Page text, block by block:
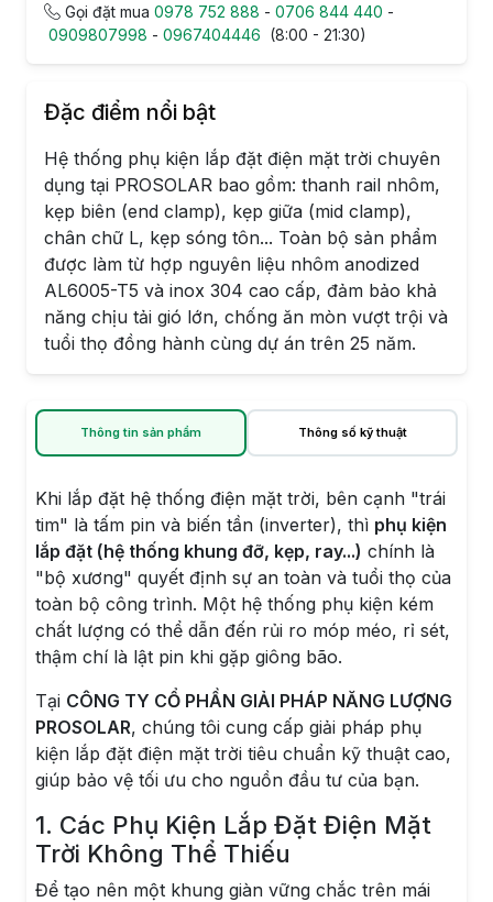
Gọi đặt mua 0978 752 888 - 0706 844 440 -
0909807998 - 0967404446 (8:00 - 21:30)
Đặc điểm nổi bật
Hệ thống phụ kiện lắp đặt điện mặt trời chuyên
dụng tại PROSOLAR bao gồm: thanh rail nhôm,
kẹp biên (end clamp), kẹp giữa (mid clamp),
chân chữ L, kẹp sóng tôn... Toàn bộ sản phẩm
được làm từ hợp nguyên liệu nhôm anodized
AL6005-T5 và inox 304 cao cấp, đảm bảo khả
năng chịu tải gió lớn, chống ăn mòn vượt trội và
tuổi thọ đồng hành cùng dự án trên 25 năm.
Thông tin sản phẩm Thông số kỹ thuật
Khi lắp đặt hệ thống điện mặt trời, bên cạnh "trái
tim" là tấm pin và biến tần (inverter), thì phụ kiện
lắp đặt (hệ thống khung đỡ, kẹp, ray...) chính là
"bộ xương" quyết định sự an toàn và tuổi thọ của
toàn bộ công trình. Một hệ thống phụ kiện kém
chất lượng có thể dẫn đến rủi ro móp méo, rỉ sét,
thậm chí là lật pin khi gặp giông bão.
Tại CÔNG TY CỔ PHẦN GIẢI PHÁP NĂNG LƯỢNG
PROSOLAR, chúng tôi cung cấp giải pháp phụ
kiện lắp đặt điện mặt trời tiêu chuẩn kỹ thuật cao,
giúp bảo vệ tối ưu cho nguồn đầu tư của bạn.
1. Các Phụ Kiện Lắp Đặt Điện Mặt
Trời Không Thể Thiếu
Để tạo nên một khung giàn vững chắc trên mái